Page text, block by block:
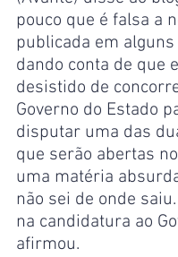
pouco que é falsa a
publicada em
dando conta de que
desistido de
Governo do Estado
disputar uma das
que serão abertas
uma matéria
não sei de onde
na candidatura ao
afirmou.